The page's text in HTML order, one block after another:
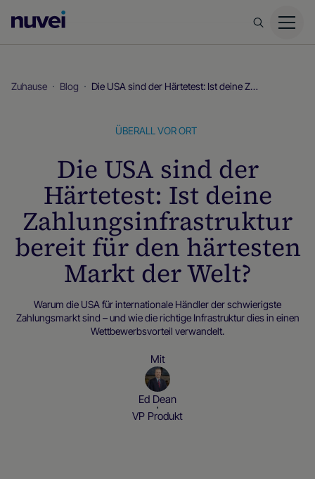
Homepage
Zuhause Blog Die USA sind der Härtetest: Ist deine Zahlungsinfrastruktur bereit für den härtesten Markt der Welt?
ÜBERALL VOR ORT
Die USA sind der
Härtetest: Ist deine
Zahlungsinfrastruktur
bereit für den härtesten
Markt der Welt?
Warum die USA für internationale Händler der schwierigste
Zahlungsmarkt sind – und wie die richtige Infrastruktur dies in einen
Wettbewerbsvorteil verwandelt.
Mit
Ed Dean
VP Produkt